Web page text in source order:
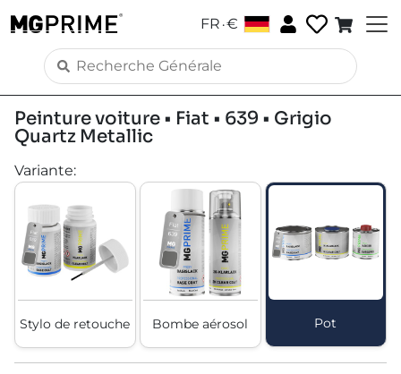
FR .€
Peinture voiture • Fiat • 639 • Grigio
Quartz Metallic
Variante:
Stylo de retouche Bombe aérosol Pot